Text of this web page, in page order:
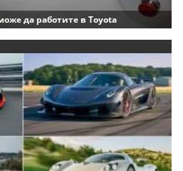
да работите в Toyota